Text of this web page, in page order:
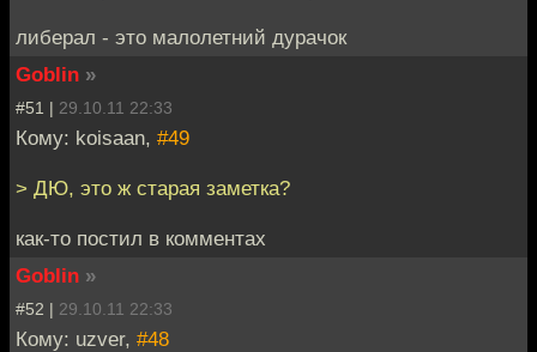
либерал - это малолетний дурачок
Goblin »
#51 | 29.10.11 22:33
Кому: koisaan, #49
> ДЮ, это ж старая заметка?
как-то постил в комментах
Goblin »
#52 | 29.10.11 22:33
Кому: uzver, #48